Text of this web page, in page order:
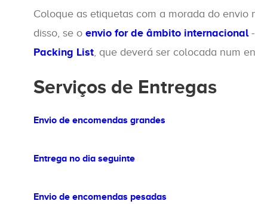
Coloque as etiquetas com a morada do
disso, se o envio for de âmbito internacional-
Packing List, que deverá ser colocada num
Serviços de Entregas
Envio de encomendas grandes
Entrega no dia seguinte
Envio de encomendas pesadas